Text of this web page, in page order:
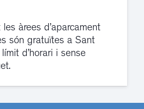
àrees d’aparcament
són gratuïtes a Sant
d’horari i sense